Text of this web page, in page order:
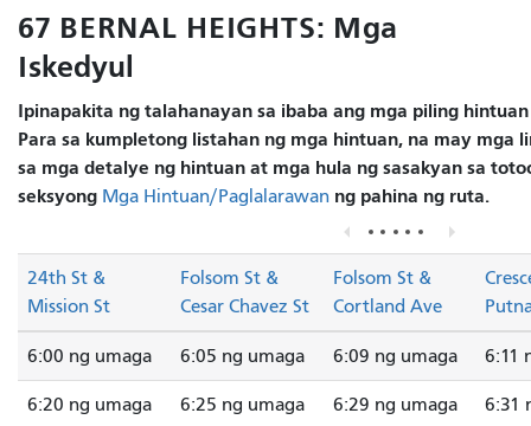
67 BERNAL HEIGHTS: Mga
Iskedyul
Ipinapakita ng talahanayan sa ibaba ang mga piling
Para sa kumpletong listahan ng mga hintuan, na may mga
sa mga detalye ng hintuan at mga hula ng sasakyan sa
seksyong Mga Hintuan/Paglalarawan ng pahina ng ruta.
24th St &
Mission St
Folsom St &
Cesar Chavez St
Folsom St &
Cortland Ave
6:00 ng umaga 6:05 ng umaga 6:09 ng umaga 6:11
6:20 ng umaga 6:25 ng umaga 6:29 ng umaga 6:31